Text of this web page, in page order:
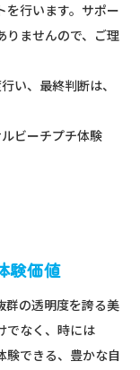
を行います。サポー
りませんので、ご理
い、最終判断は、
ビーチプチ体験
験価値
群の透明度を誇る美
でなく、時には
できる、豊かな自